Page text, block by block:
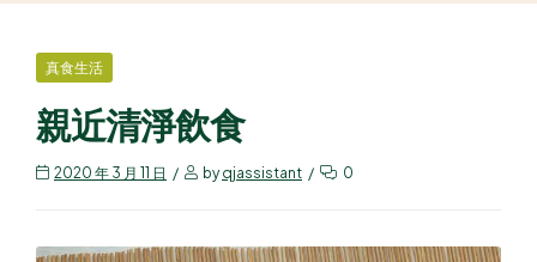
真食生活
親近清淨飲食
2020 年 3 月 11 日 byqjassistant 0